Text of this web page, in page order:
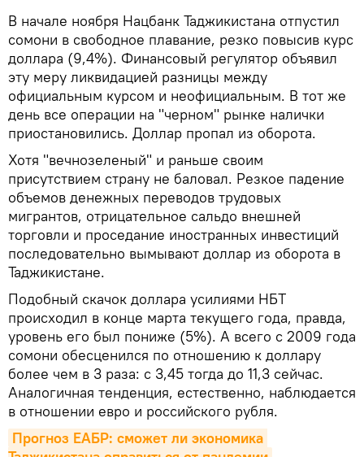
В начале ноября Нацбанк Таджикистана отпустил
сомони в свободное плавание, резко повысив курс
доллара (9,4%). Финансовый регулятор объявил
эту меру ликвидацией разницы между
официальным курсом и неофициальным. В тот же
день все операции на "черном" рынке налички
приостановились. Доллар пропал из оборота.
Хотя "вечнозеленый" и раньше своим
присутствием страну не баловал. Резкое падение
объемов денежных переводов трудовых
мигрантов, отрицательное сальдо внешней
торговли и проседание иностранных инвестиций
последовательно вымывают доллар из оборота в
Таджикистане.
Подобный скачок доллара усилиями НБТ
происходил в конце марта текущего года, правда,
уровень его был пониже (5%). А всего с 2009 года
сомони обесценился по отношению к доллару
более чем в 3 раза: с 3,45 тогда до 11,3 сейчас.
Аналогичная тенденция, естественно, наблюдается
в отношении евро и российского рубля.
Прогноз ЕАБР: сможет ли экономика